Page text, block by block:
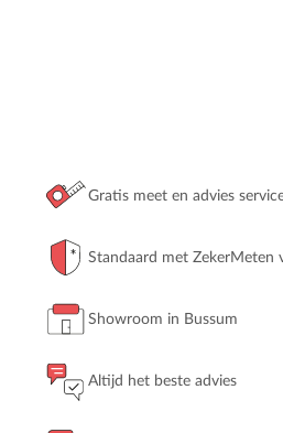
Gratis meet en advies
Standaard met ZekerMeten
Showroom in Bussum
Altijd het beste advies